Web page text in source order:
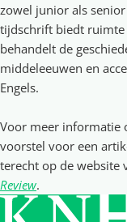
zowel junior als
tijdschrift biedt ruimte
behandelt de
middeleeuwen en
Engels.
Voor meer informatie
voorstel voor een
terecht op de website
Review.